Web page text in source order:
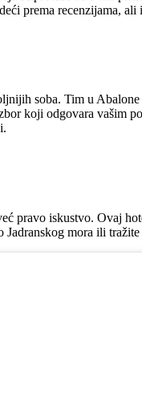
prema recenzijama,
soba. Tim u
koji odgovara vašim
pravo iskustvo. Ovaj
mora ili